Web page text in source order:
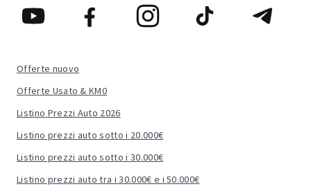
Offerte nuovo
Offerte Usato & KM0
Listino Prezzi Auto 2026
Listino prezzi auto sotto i 20.000€
Listino prezzi auto sotto i 30.000€
Listino prezzi auto tra i 30.000€ e i 50.000€